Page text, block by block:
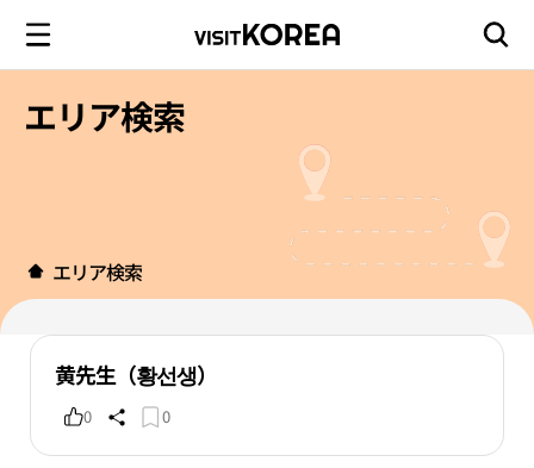
エリア検索
エリア検索
黄先生（황선생）
0 0